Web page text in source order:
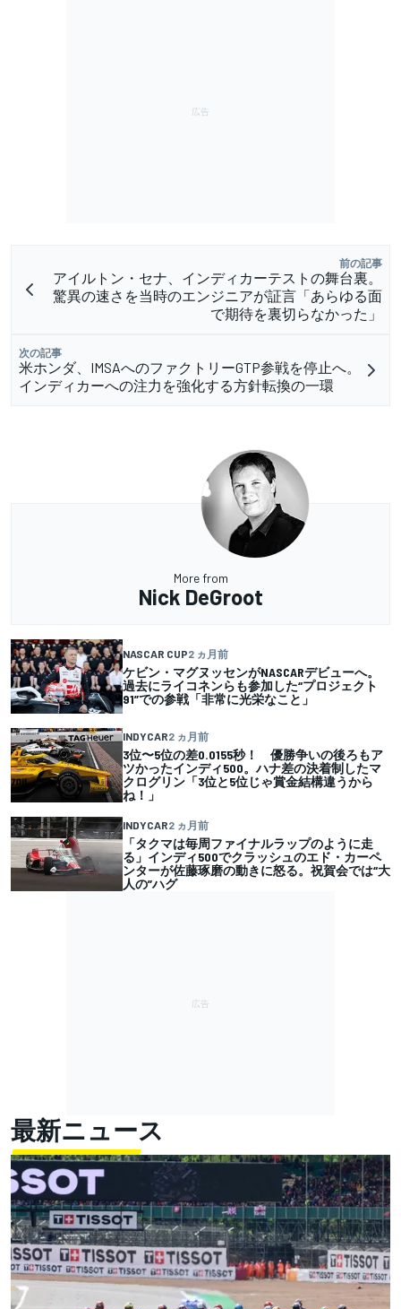
前の記事
アイルトン・セナ、インディカーテストの舞台裏。
驚異の速さを当時のエンジニアが証言「あらゆる面
で期待を裏切らなかった」
次の記事
米ホンダ、IMSAへのファクトリーGTP参戦を停止へ。
インディカーへの注力を強化する方針転換の一環
More from
Nick DeGroot
NASCAR CUP2 ヵ月前
ケビン・マグヌッセンがNASCARデビューへ。
過去にライコネンらも参加した“プロジェクト
91”での参戦「非常に光栄なこと」
INDYCAR2 ヵ月前
3位〜5位の差0.0155秒！ 優勝争いの後ろもア
ツかったインディ500。ハナ差の決着制したマ
クログリン「3位と5位じゃ賞金結構違うから
ね！」
INDYCAR2 ヵ月前
「タクマは毎周ファイナルラップのように走
る」インディ500でクラッシュのエド・カーペ
ンターが佐藤琢磨の動きに怒る。祝賀会では“大
人の”ハグ
最新ニュース